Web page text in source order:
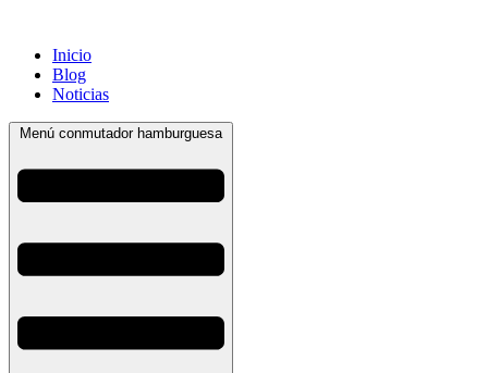
Inicio
Blog
Noticias
Menú conmutador hamburguesa